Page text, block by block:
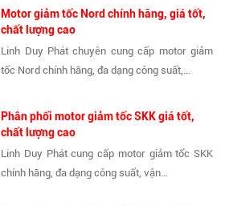
Motor giảm tốc Nord chính hãng, giá tốt,
chất lượng cao
Linh Duy Phát chuyên cung cấp motor giảm
tốc Nord chính hãng, đa dạng công suất,...
Phân phối motor giảm tốc SKK giá tốt,
chất lượng cao
Linh Duy Phát cung cấp motor giảm tốc SKK
chính hãng, đa dạng công suất, vận...